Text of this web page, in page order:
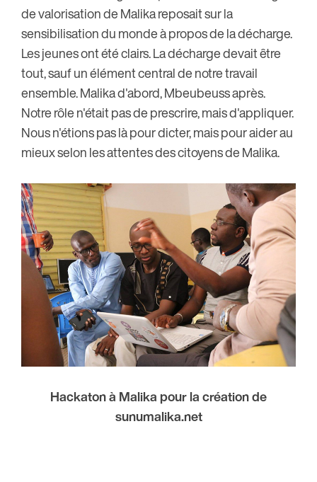
de valorisation de Malika reposait sur la
sensibilisation du monde à propos de la décharge.
Les jeunes ont été clairs. La décharge devait être
tout, sauf un élément central de notre travail
ensemble. Malika d'abord, Mbeubeuss après.
Notre rôle n'était pas de prescrire, mais d'appliquer.
Nous n'étions pas là pour dicter, mais pour aider au
mieux selon les attentes des citoyens de Malika.
Hackaton à Malika pour la création de
sunumalika.net